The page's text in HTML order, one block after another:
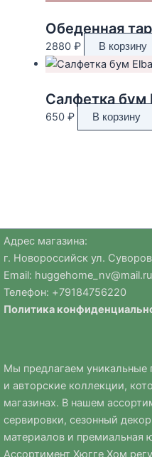
3590 ₽.
2880 ₽ В корзину
650 ₽ В корзину
Адрес магазина:
г. Новороссийск ул.
Email: huggehome_nv@mail.ru
Телефон: +79184756220
Политика
Мы предлагаем уникальные
и авторские коллекции,
магазинах. В нашем
сервировки, сезонный
материалов и премиальная